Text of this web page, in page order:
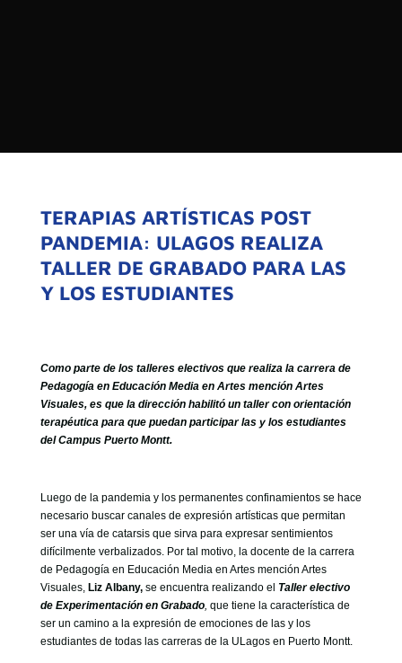
ESTADO DE CHILE
QUIENES SOMOS
MISIÓN
VISIÓN
GOBIERNO CORPORATIVO
NUESTRO EQUIPO
TERAPIAS ARTÍSTICAS POST
PANDEMIA: ULAGOS REALIZA
TALLER DE GRABADO PARA LAS
Y LOS ESTUDIANTES
Como parte de los talleres electivos que realiza la carrera de
Pedagogía en Educación Media en Artes mención Artes
Visuales, es que la dirección habilitó un taller con orientación
terapéutica para que puedan participar las y los estudiantes
del Campus Puerto Montt.
Luego de la pandemia y los permanentes confinamientos se hace
necesario buscar canales de expresión artísticas que permitan
ser una vía de catarsis que sirva para expresar sentimientos
difícilmente verbalizados. Por tal motivo, la docente de la carrera
de Pedagogía en Educación Media en Artes mención Artes
Visuales, Liz Albany, se encuentra realizando el Taller electivo
de Experimentación en Grabado, que tiene la característica de
ser un camino a la expresión de emociones de las y los
estudiantes de todas las carreras de la ULagos en Puerto Montt.